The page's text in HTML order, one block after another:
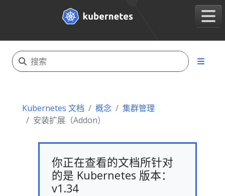
Kubernetes 文档 概念
集群管理
安装扩展（Addon）
你正在查看的文档所针对
的是 Kubernetes 版本：
v1.34